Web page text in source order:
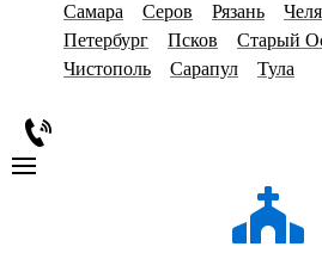
Самара
Серов Рязань
Петербург
Псков Старый
Чистополь
Сарапул Тула